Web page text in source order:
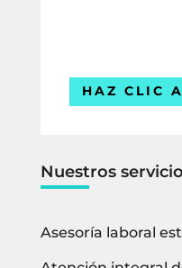
HAZ CLIC
Nuestros
Asesoría laboral